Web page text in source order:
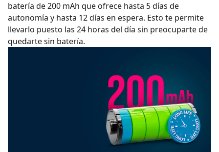
batería de 200 mAh que ofrece hasta 5 días de
autonomía y hasta 12 días en espera. Esto te permite
llevarlo puesto las 24 horas del día sin preocuparte de
quedarte sin batería.